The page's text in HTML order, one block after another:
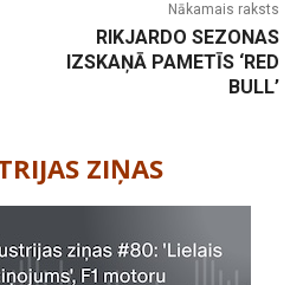
Nākamais raksts
RIKJARDO SEZONAS
IZSKAŅĀ PAMETĪS ‘RED
BULL’
ZIŅAS